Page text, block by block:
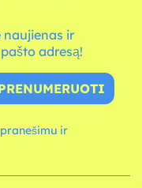
naujienas ir
adresą!
ir